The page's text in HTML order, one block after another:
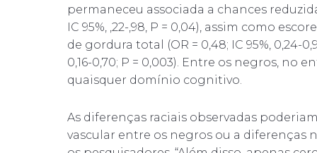
permaneceu associada a chances
IC 95%, ,22-,98, P = 0,04), assim como
de gordura total (OR = 0,48; IC 95%, 0,24-
0,16-0,70; P = 0,003). Entre os negros, no
quaisquer domínio cognitivo.
As diferenças raciais observadas
vascular entre os negros ou a diferenças